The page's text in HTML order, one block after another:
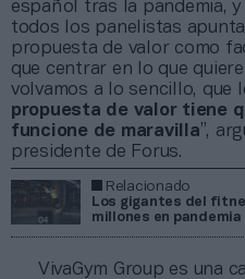
español tras la pandemia,
todos los panelistas
propuesta de valor como
que centrar en lo que
volvamos a lo sencillo, que
propuesta de valor tiene
funcione de maravilla”,
presidente de Forus.
Relacionado
Los gigantes del
millones en
VivaGym Group es una